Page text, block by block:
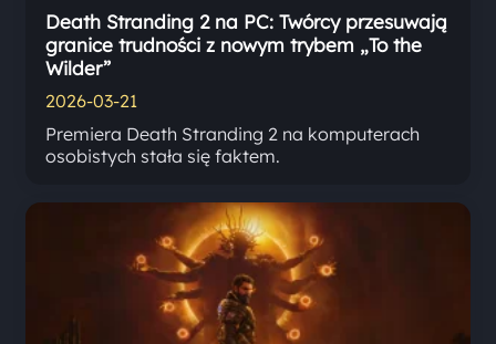
Death Stranding 2 na PC: Twórcy przesuwają
granice trudności z nowym trybem „To the
Wilder”
2026-03-21
Premiera Death Stranding 2 na komputerach
osobistych stała się faktem.